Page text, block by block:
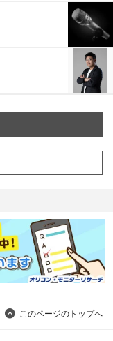
このページのトップへ